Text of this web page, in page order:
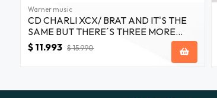
Warner music
CD CHARLI XCX/ BRAT AND IT'S THE
SAME BUT THERE´S THREE MORE
SONGS SO IT´S NOT 1CD
$ 11.993 $ 15.990